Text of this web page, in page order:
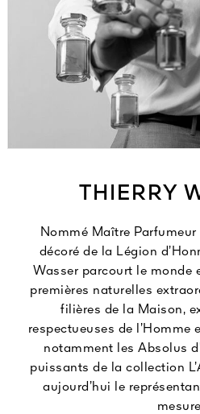
THIERRY
Nommé Maître
décoré de la Légion
Wasser parcourt le monde
premières naturelles
filières de la Maison,
respectueuses de l’Homme
notamment les Absolus
puissants de la collection
aujourd’hui le